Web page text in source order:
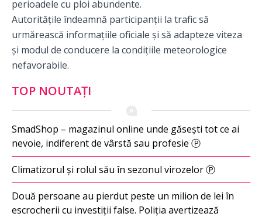
perioadele cu ploi abundente.
Autoritățile îndeamnă participanții la trafic să
urmărească informațiile oficiale și să adapteze viteza
și modul de conducere la condițiile meteorologice
nefavorabile.
TOP NOUTAȚI
SmadShop – magazinul online unde găsești tot ce ai
nevoie, indiferent de vârstă sau profesie Ⓟ
Climatizorul și rolul său în sezonul virozelor Ⓟ
Două persoane au pierdut peste un milion de lei în
escrocherii cu investiții false. Poliția avertizează